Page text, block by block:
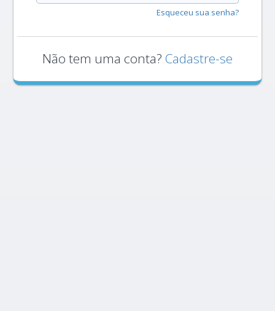
Esqueceu sua senha?
Não tem uma conta? Cadastre-se